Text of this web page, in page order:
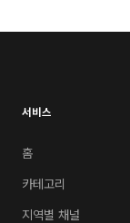
서비스
홈
카테고리
지역별 채널